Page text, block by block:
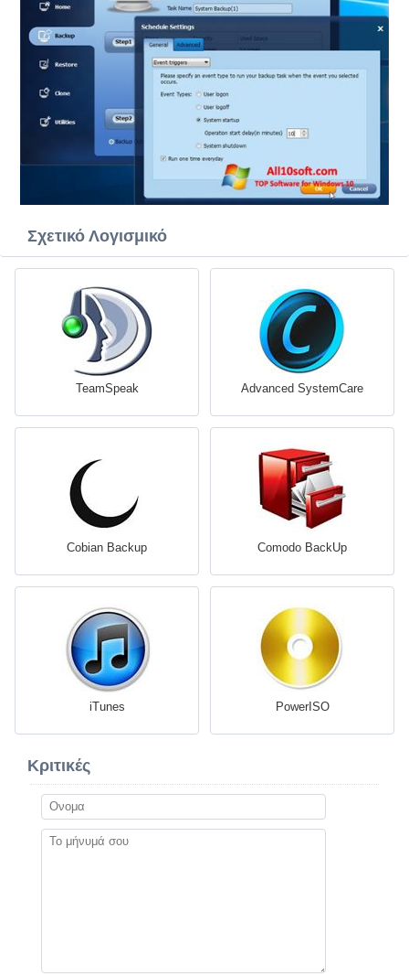
Σχετικό Λογισμικό
TeamSpeak Advanced SystemCare
Cobian Backup Comodo BackUp
iTunes PowerISO
Κριτικές